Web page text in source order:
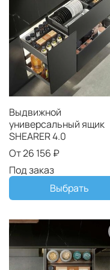
Выдвижной
универсальный ящик
SHEARER 4.0
От26 156 ₽
Под заказ
Выбрать